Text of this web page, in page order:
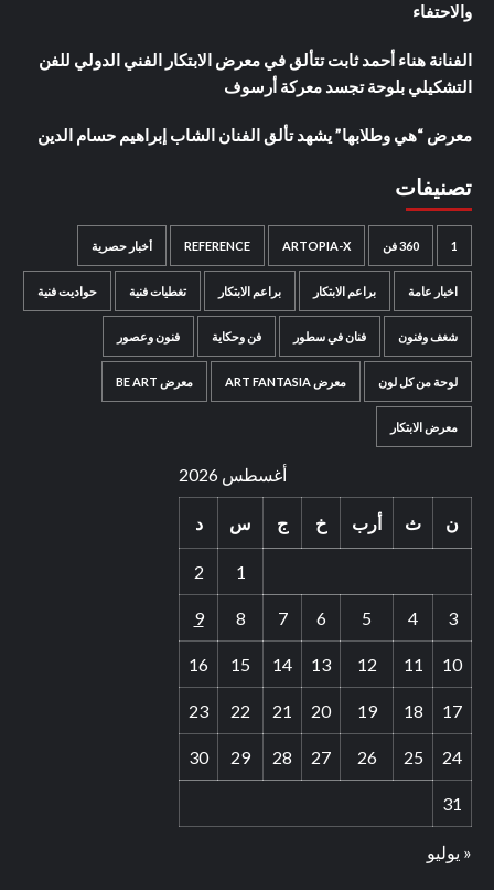
والاحتفاء
الفنانة هناء أحمد ثابت تتألق في معرض الابتكار الفني الدولي للفن
التشكيلي بلوحة تجسد معركة أرسوف
معرض “هي وطلابها” يشهد تألق الفنان الشاب إبراهيم حسام الدين
تصنيفات
1 360 فن ARTOPIA-X
REFERENCE أخبار حصرية
اخبار عامة براعم الابتكار براعم الابتكار تغطيات فنية حواديت فنية
شغف وفنون فنان في سطور فن وحكاية فنون وعصور
لوحة من كل لون معرض ART FANTASIA معرض BE ART
معرض الابتكار
أغسطس 2026
ن ث أرب خ ج س د
1
2
3
4
5
6
7
8
9
10
11
12
13
14
15
16
17
18
19
20
21
22
23
24
25
26
27
28
29
30
31
« يوليو